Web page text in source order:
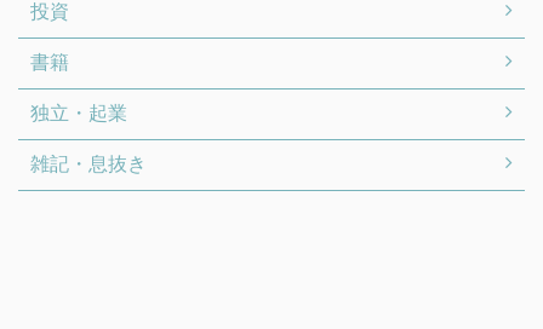
投資
書籍
独立・起業
雑記・息抜き